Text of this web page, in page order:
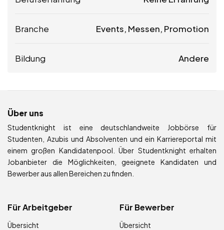
Branche Events, Messen, Promotion
Bildung Andere
Über uns
Studentknight ist eine deutschlandweite Jobbörse für
Studenten, Azubis und Absolventen und ein Karriereportal mit
einem großen Kandidatenpool. Über Studentknight erhalten
Jobanbieter die Möglichkeiten, geeignete Kandidaten und
Bewerber aus allen Bereichen zu finden.
Für Arbeitgeber
Übersicht
Für Bewerber
Übersicht